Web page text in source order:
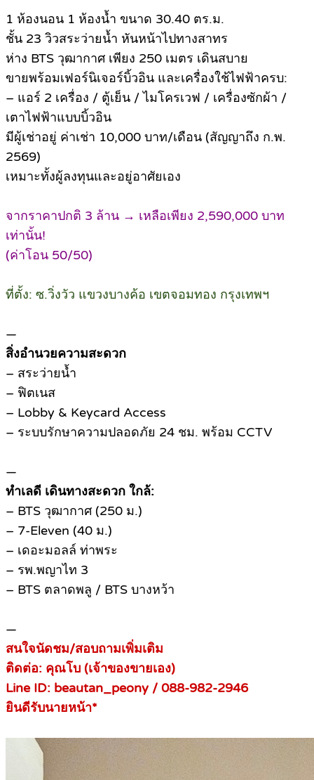
1 ห้องนอน 1 ห้องน้ำ ขนาด 30.40 ตร.ม.
ชั้น 23 วิวสระว่ายน้ำ หันหน้าไปทางสาทร
ห่าง BTS วุฒากาศ เพียง 250 เมตร เดินสบาย
ขายพร้อมเฟอร์นิเจอร์บิ้วอิน และเครื่องใช้ไฟฟ้าครบ:
– แอร์ 2 เครื่อง / ตู้เย็น / ไมโครเวฟ / เครื่องซักผ้า /
เตาไฟฟ้าแบบบิ้วอิน
มีผู้เช่าอยู่ ค่าเช่า 10,000 บาท/เดือน (สัญญาถึง ก.พ.
2569)
เหมาะทั้งผู้ลงทุนและอยู่อาศัยเอง
จากราคาปกติ 3 ล้าน → เหลือเพียง 2,590,000 บาท
เท่านั้น!
(ค่าโอน 50/50)
ที่ตั้ง: ซ.วิ่งวัว แขวงบางค้อ เขตจอมทอง กรุงเทพฯ
—
สิ่งอำนวยความสะดวก
– สระว่ายน้ำ
– ฟิตเนส
– Lobby & Keycard Access
– ระบบรักษาความปลอดภัย 24 ชม. พร้อม CCTV
—
ทำเลดี เดินทางสะดวก ใกล้:
– BTS วุฒากาศ (250 ม.)
– 7-Eleven (40 ม.)
– เดอะมอลล์ ท่าพระ
– รพ.พญาไท 3
– BTS ตลาดพลู / BTS บางหว้า
—
สนใจนัดชม/สอบถามเพิ่มเติม
ติดต่อ: คุณโบ (เจ้าของขายเอง)
Line ID: beautan_peony / 088-982-2946
ยินดีรับนายหน้า*